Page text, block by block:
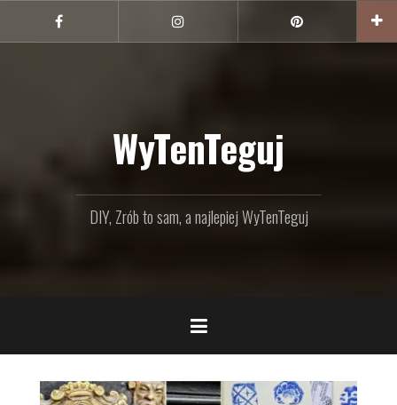
treści
Facebook
WyTenTeguj
DIY, Zrób to sam, a najlepiej WyTenTeguj